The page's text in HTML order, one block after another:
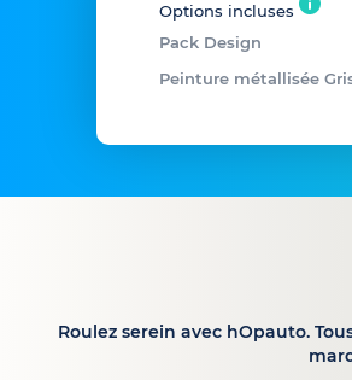
Options incluses
Pack Design
Peinture métallisée
Roulez serein avec hOpauto.